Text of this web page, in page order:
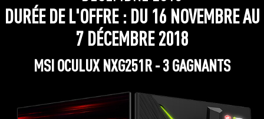
DURÉE DE L'OFFRE : DU 16 NOVEMBRE AU
7 DÉCEMBRE 2018
MSI OCULUX NXG251R - 3 GAGNANTS